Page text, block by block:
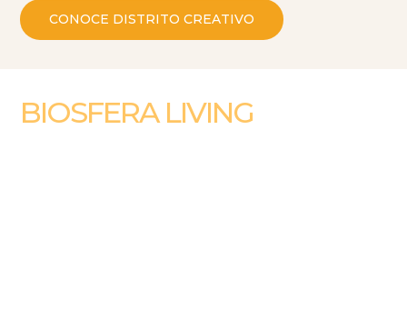
CONOCE DISTRITO CREATIVO
BIOSFERA LIVING